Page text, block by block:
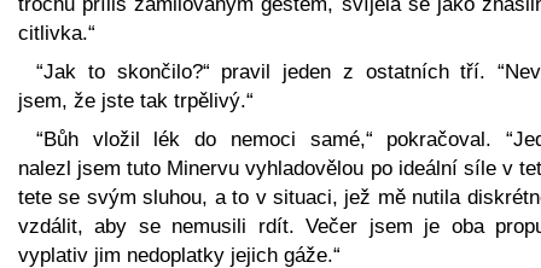
citlivka.“
“Jak to skončilo?“ pravil jeden z ostatních tří.
jsem, že jste tak trpělivý.“
“Bůh vložil lék do nemoci samé,“ pokračoval.
nalezl jsem tuto Minervu vyhladovělou po ideální síle v
tete se svým sluhou, a to v situaci, jež mě nutila
vzdálit, aby se nemusili rdít. Večer jsem je oba
vyplativ jim nedoplatky jejich gáže.“